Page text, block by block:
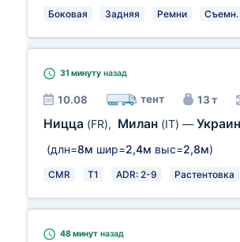
Боковая Задняя Ремни Съемн.
31 минуту назад
10.08 тент 13 т
Ницца (FR), Милан (IT) —
(длн=8м шир=2,4м выс=2,8м)
CMR T1 ADR: 2-9 Растентовка
48 минут назад